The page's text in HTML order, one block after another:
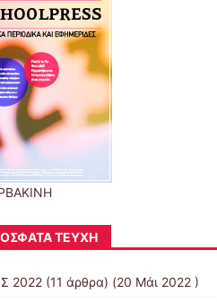
ΤΕΎΧΗ
2022(11 άρθρα) (20 Μάι 2022 )